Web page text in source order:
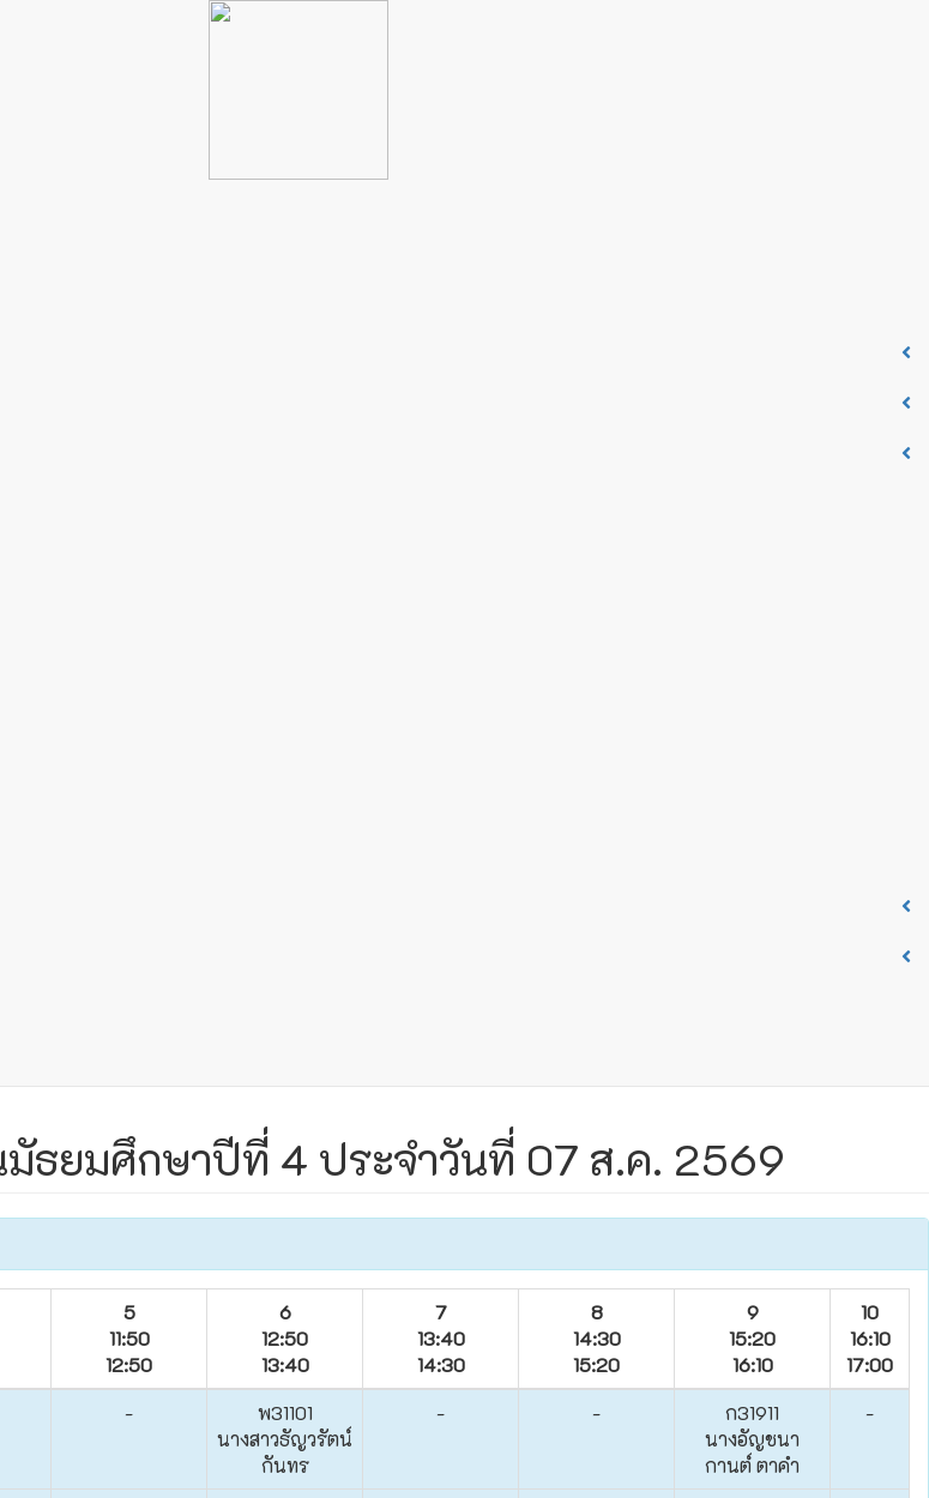
ธยมศึกษาปีที่ 4 ประจำวันที่ 07 ส.ค. 2569
5
11:50
12:50
6
12:50
13:40
7
13:40
14:30
8
14:30
15:20
9
15:20
16:10
10
16:10
17:00
-
พ31101
นางสาวธัญวรัตน์
กันทร
- -
ก31911
นางอัญชนา
กานต์ ตาคำ
-